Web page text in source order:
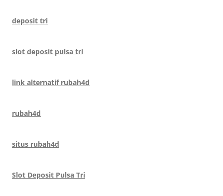
deposit tri
slot deposit pulsa tri
link alternatif rubah4d
rubah4d
situs rubah4d
Slot Deposit Pulsa Tri